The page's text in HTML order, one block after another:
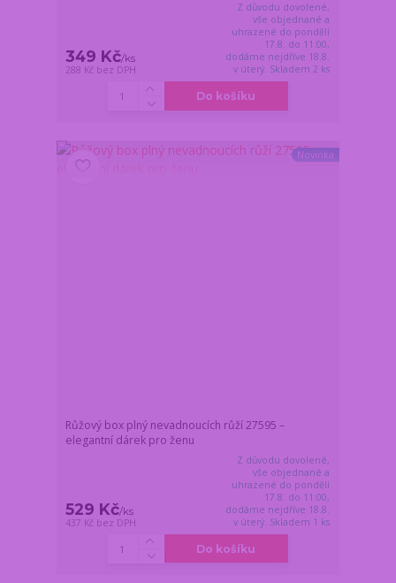
349 Kč/ks
288 Kč bez DPH
Z důvodu dovolené,
vše objednané a
uhrazené do pondělí
17.8. do 11:00,
dodáme nejdříve 18.8.
v úterý. Skladem 2 ks
Do košíku
Novinka
Růžový box plný nevadnoucích růží 27595 –
elegantní dárek pro ženu
529 Kč/ks
437 Kč bez DPH
Z důvodu dovolené,
vše objednané a
uhrazené do pondělí
17.8. do 11:00,
dodáme nejdříve 18.8.
v úterý. Skladem 1 ks
Do košíku